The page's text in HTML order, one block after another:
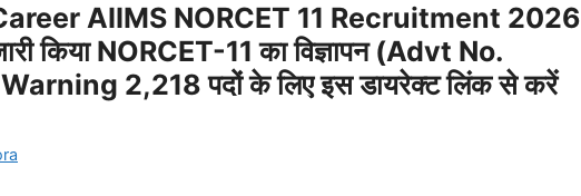
AIIMS NORCET 11 Recruitment 2026
किया NORCET-11 का विज्ञापन (Advt No.
2,218 पदों के लिए इस डायरेक्ट लिंक से करें